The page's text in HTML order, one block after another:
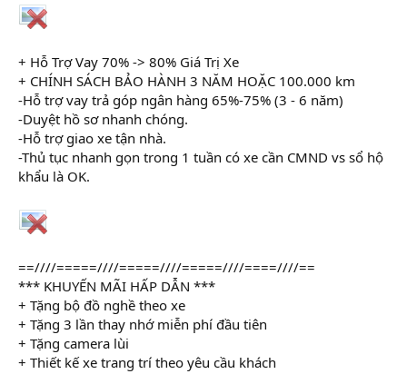
+ Hỗ Trợ Vay 70% -> 80% Giá Trị Xe
+ CHÍNH SÁCH BẢO HÀNH 3 NĂM HOẶC 100.000 km
-Hỗ trợ vay trả góp ngân hàng 65%-75% (3 - 6 năm)
-Duyệt hồ sơ nhanh chóng.
-Hỗ trợ giao xe tận nhà.
-Thủ tục nhanh gọn trong 1 tuần có xe cần CMND vs sổ hộ
khẩu là OK.
==////=====////=====////=====////====////==
*** KHUYẾN MÃI HẤP DẪN ***
+ Tặng bộ đồ nghề theo xe
+ Tặng 3 lần thay nhớ miễn phí đầu tiên
+ Tặng camera lùi
+ Thiết kế xe trang trí theo yêu cầu khách